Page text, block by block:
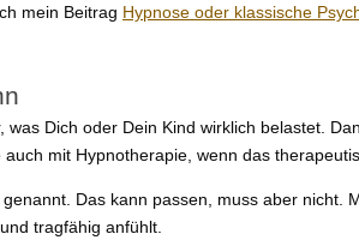
mein Beitrag Hypnose oder klassische
Dich oder Dein Kind wirklich belastet.
mit Hypnotherapie, wenn das
Das kann passen, muss aber nicht.
tragfähig anfühlt.